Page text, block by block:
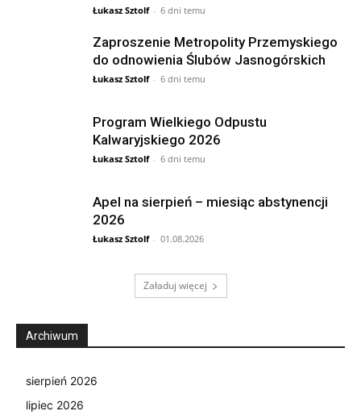
Łukasz Sztolf - 6 dni temu
Zaproszenie Metropolity Przemyskiego
do odnowienia Ślubów Jasnogórskich
Łukasz Sztolf - 6 dni temu
Program Wielkiego Odpustu
Kalwaryjskiego 2026
Łukasz Sztolf - 6 dni temu
Apel na sierpień – miesiąc abstynencji
2026
Łukasz Sztolf - 01.08.2026
Załaduj więcej
Archiwum
sierpień 2026
lipiec 2026